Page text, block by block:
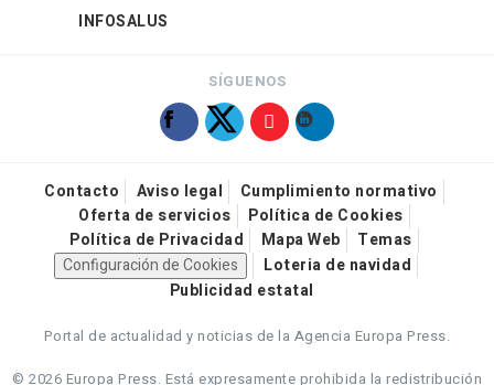
INFOSALUS
SÍGUENOS
Contacto Aviso legal
Cumplimiento normativo
Oferta de servicios
Política de Cookies
Política de Privacidad
Mapa Web
Temas
Configuración de Cookies
Loteria de navidad
Publicidad estatal
Portal de actualidad y noticias de la Agencia Europa Press.
© 2026 Europa Press. Está expresamente prohibida la redistribución